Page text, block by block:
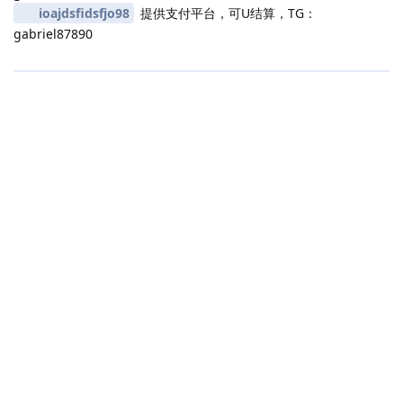
ioajdsfidsfjo98
提供支付平台，可U结算，TG：
gabriel87890